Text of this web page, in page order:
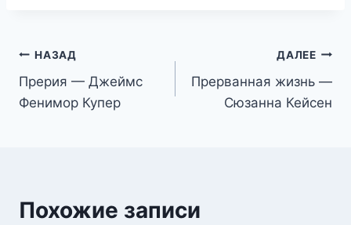
Навигация
по
НАЗАД
Прерия — Джеймс
Фенимор Купер
ДАЛЕЕ
Прерванная жизнь —
Сюзанна Кейсен
Похожие записи